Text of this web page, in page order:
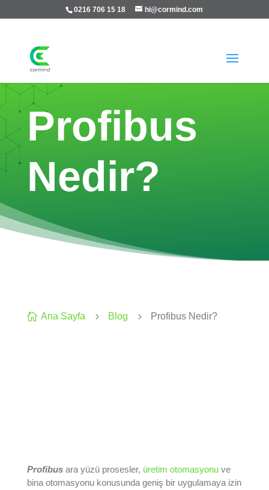
0216 706 15 18 hi@cormind.com
Profibus
Nedir?
 Ana Sayfa 5 Blog 5 Profibus Nedir?
Profibusara yüzü prosesler, üretim otomasyonuve
bina otomasyonu konusunda geniş bir uygulamaya izin